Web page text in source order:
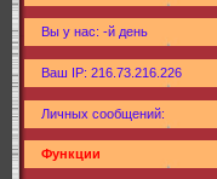
Вы у нас: -й день
Ваш IP: 216.73.216.226
Личных сообщений:
Функции